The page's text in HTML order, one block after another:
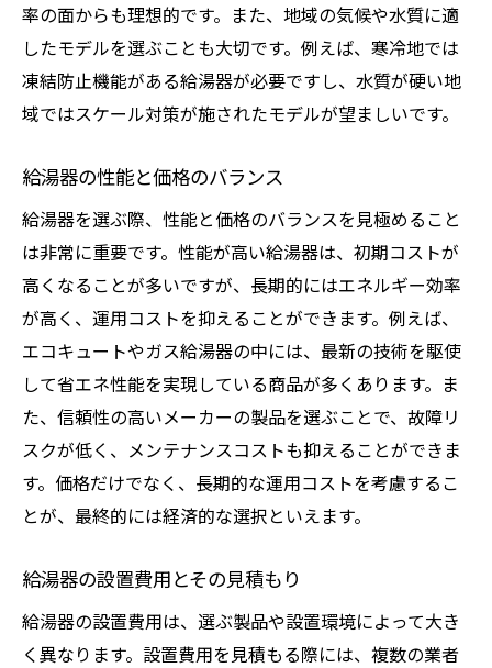
率の面からも理想的です。また、地域の気候や水質に適
したモデルを選ぶことも大切です。例えば、寒冷地では
凍結防止機能がある給湯器が必要ですし、水質が硬い地
域ではスケール対策が施されたモデルが望ましいです。
給湯器の性能と価格のバランス
給湯器を選ぶ際、性能と価格のバランスを見極めること
は非常に重要です。性能が高い給湯器は、初期コストが
高くなることが多いですが、長期的にはエネルギー効率
が高く、運用コストを抑えることができます。例えば、
エコキュートやガス給湯器の中には、最新の技術を駆使
して省エネ性能を実現している商品が多くあります。ま
た、信頼性の高いメーカーの製品を選ぶことで、故障リ
スクが低く、メンテナンスコストも抑えることができま
す。価格だけでなく、長期的な運用コストを考慮するこ
とが、最終的には経済的な選択といえます。
給湯器の設置費用とその見積もり
給湯器の設置費用は、選ぶ製品や設置環境によって大き
く異なります。設置費用を見積もる際には、複数の業者